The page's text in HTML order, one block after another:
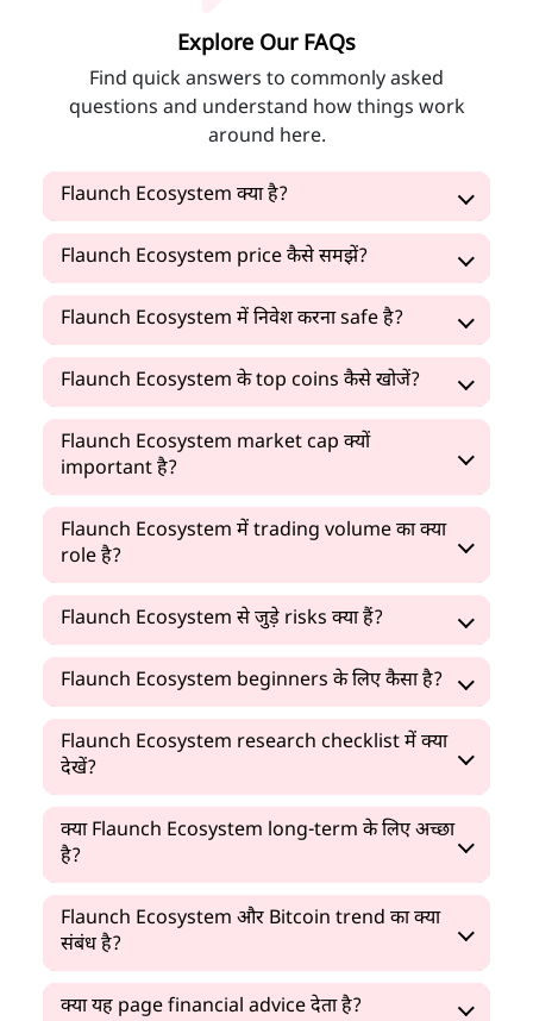
Explore Our FAQs
Find quick answers to commonly asked
questions and understand how things work
around here.
Flaunch Ecosystem क्या है?
Flaunch Ecosystem price कैसे समझें?
Flaunch Ecosystem में निवेश करना safe है?
Flaunch Ecosystem के top coins कैसे खोजें?
Flaunch Ecosystem market cap क्यों
important है?
Flaunch Ecosystem में trading volume का क्या
role है?
Flaunch Ecosystem से जुड़े risks क्या हैं?
Flaunch Ecosystem beginners के लिए कैसा है?
Flaunch Ecosystem research checklist में क्या
देखें?
क्या Flaunch Ecosystem long-term के लिए अच्छा
है?
Flaunch Ecosystem और Bitcoin trend का क्या
संबंध है?
क्या यह page financial advice देता है?